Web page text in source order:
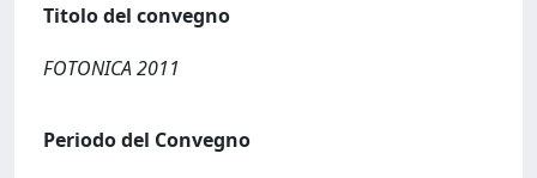
Titolo del convegno
FOTONICA 2011
Periodo del Convegno